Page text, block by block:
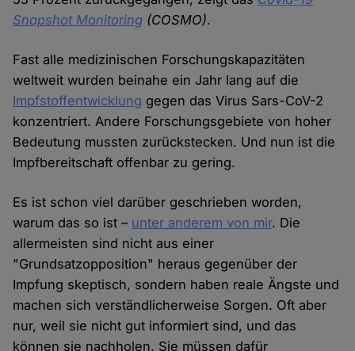
Snapshot Monitoring (COSMO).
Fast alle medizinischen Forschungskapazitäten
weltweit wurden beinahe ein Jahr lang auf die
Impfstoffentwicklung gegen das Virus Sars-CoV-2
konzentriert. Andere Forschungsgebiete von hoher
Bedeutung mussten zurückstecken. Und nun ist die
Impfbereitschaft offenbar zu gering.
Es ist schon viel darüber geschrieben worden,
warum das so ist – unter anderem von mir. Die
allermeisten sind nicht aus einer
"Grundsatzopposition" heraus gegenüber der
Impfung skeptisch, sondern haben reale Ängste und
machen sich verständlicherweise Sorgen. Oft aber
nur, weil sie nicht gut informiert sind, und das
können sie nachholen. Sie müssen dafür